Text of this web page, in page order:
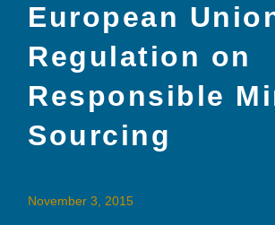
European
Regulation on
Responsible
Sourcing
November 3, 2015